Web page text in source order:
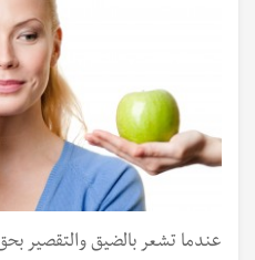
عندما تشعر بالضيق والتقصير